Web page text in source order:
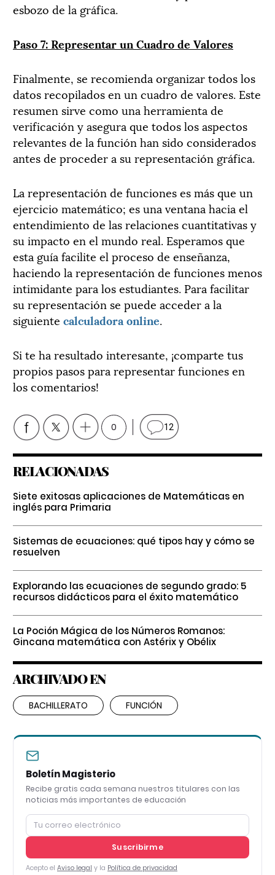
esbozo de la gráfica.
Paso 7: Representar un Cuadro de Valores
Finalmente, se recomienda organizar todos los
datos recopilados en un cuadro de valores. Este
resumen sirve como una herramienta de
verificación y asegura que todos los aspectos
relevantes de la función han sido considerados
antes de proceder a su representación gráfica.
La representación de funciones es más que un
ejercicio matemático; es una ventana hacia el
entendimiento de las relaciones cuantitativas y
su impacto en el mundo real. Esperamos que
esta guía facilite el proceso de enseñanza,
haciendo la representación de funciones menos
intimidante para los estudiantes. Para facilitar
su representación se puede acceder a la
siguiente calculadora online.
Si te ha resultado interesante, ¡comparte tus
propios pasos para representar funciones en
los comentarios!
0 12
RELACIONADAS
Siete exitosas aplicaciones de Matemáticas en
inglés para Primaria
Sistemas de ecuaciones: qué tipos hay y cómo se
resuelven
Explorando las ecuaciones de segundo grado: 5
recursos didácticos para el éxito matemático
La Poción Mágica de los Números Romanos:
Gincana matemática con Astérix y Obélix
ARCHIVADO EN
BACHILLERATO FUNCIÓN
Boletín Magisterio
Recibe gratis cada semana nuestros titulares con las
noticias más importantes de educación
Suscribirme
Acepto el Aviso legal y la Política de privacidad